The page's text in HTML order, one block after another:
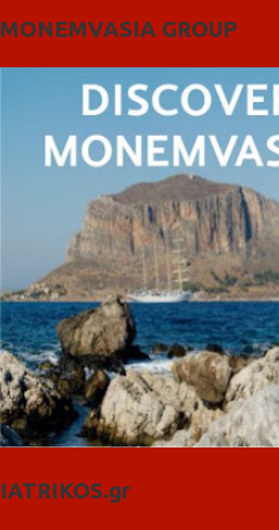
MONEMVASIA GROUP
IATRIKOS.gr